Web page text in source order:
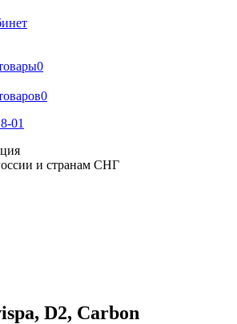
0
0
01
и странам СНГ
D2, Carbon